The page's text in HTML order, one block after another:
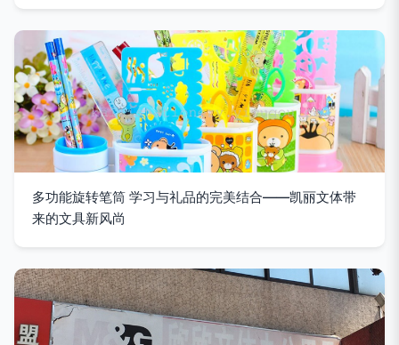
多功能旋转笔筒 学习与礼品的完美结合——凯丽文体带
来的文具新风尚